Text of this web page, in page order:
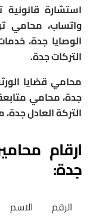
استشارة
الوصايا جدة،
التركات جدة.
محامي قضايا
جدة، محامي
التركة العادل
ارقام
جدة:
الرقم الاسم